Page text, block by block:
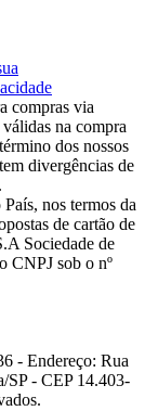
compras via
na compra
dos nossos
divergências de
nos termos da
de cartão de
Sociedade de
CNPJ sob o nº
- Endereço: Rua
SP - CEP 14.403-